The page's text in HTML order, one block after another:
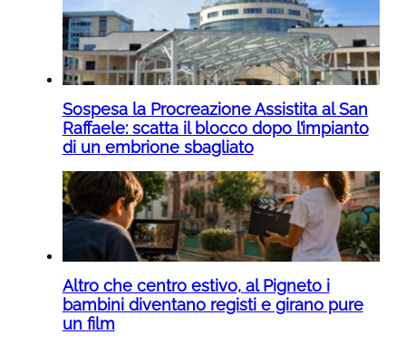
Sospesa la Procreazione Assistita al San
Raffaele: scatta il blocco dopo l’impianto
di un embrione sbagliato
Altro che centro estivo, al Pigneto i
bambini diventano registi e girano pure
un film